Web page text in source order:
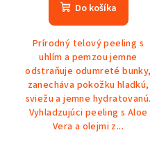
Do košíka
Prírodný telový peeling s
uhlím a pemzou jemne
odstraňuje odumreté bunky,
zanecháva pokožku hladkú,
sviežu a jemne hydratovanú.
Vyhladzujúci peeling s Aloe
Vera a olejmi z...